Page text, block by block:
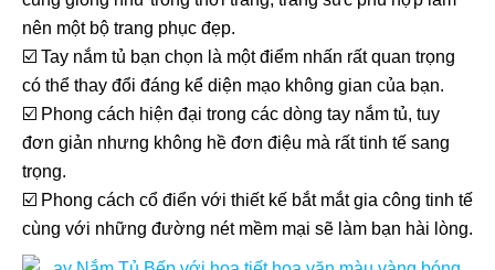
nên một bộ trang phục đẹp.
☑️ Tay nắm tủ bạn chọn là một điểm nhấn rất quan trọng
có thể thay đổi đáng kể diện mạo không gian của bạn.
☑️ Phong cách hiện đại trong các dòng tay nắm tủ, tuy
đơn giản nhưng không hề đơn điệu mà rất tinh tế sang
trọng.
☑️ Phong cách cổ điển với thiết kế bắt mắt gia công tinh tế
cùng với những đường nét mềm mại sẽ làm bạn hài lòng.